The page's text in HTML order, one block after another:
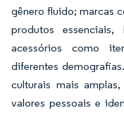
gênero fluido; marcas
produtos
acessórios como
diferentes
culturais mais
valores pessoais e